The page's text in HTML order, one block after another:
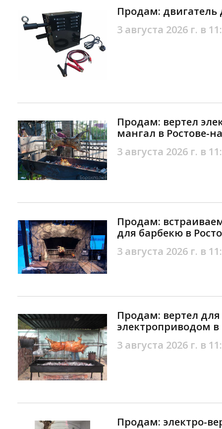
Продам: двигатель
3 августа 2026 г. в
Продам: вертел
мангал в Ростове-
3 августа 2026 г. в
Продам:
для барбекю в
3 августа 2026 г. в
Продам: вертел
электроприводом
3 августа 2026 г. в
Продам: электро-